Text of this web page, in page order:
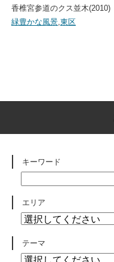
香椎宮参道のクス並木(2010)
緑豊かな風景,東区
キーワード
エリア
テーマ